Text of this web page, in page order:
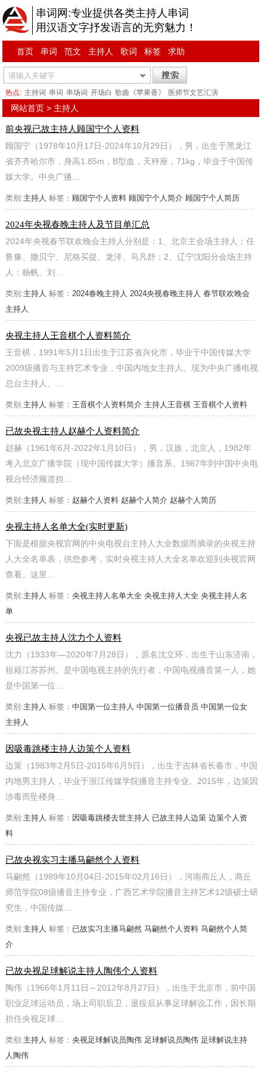
串词网:专业提供各类主持人串词
用汉语文字抒发语言的无穷魅力！
首页 串词 范文 主持人 歌词 标签 求助
热点: 主持词 串词 串场词 开场白 歌曲《苹果香》 医师节文艺汇演
网站首页 > 主持人
前央视已故主持人顾国宁个人资料
顾国宁（1978年10月17日-2024年10月29日），男，出生于黑龙江
省齐齐哈尔市，身高1.85m，B型血，天秤座，71kg，毕业于中国传
媒大学。中央广播…
类别:主持人 标签：顾国宁个人资料 顾国宁个人简介 顾国宁个人简历
2024年央视春晚主持人及节目单汇总
2024年央视春节联欢晚会主持人分别是：1、北京主会场主持人：任
鲁豫、撒贝宁、尼格买提、龙洋、马凡舒；2、辽宁沈阳分会场主持
人：杨帆、刘…
类别:主持人 标签：2024春晚主持人 2024央视春晚主持人 春节联欢晚会
主持人
央视主持人王音棋个人资料简介
王音棋，1991年5月1日出生于江苏省兴化市，毕业于中国传媒大学
2009级播音与主持艺术专业，中国内地女主持人。现为中央广播电视
总台主持人、…
类别:主持人 标签： 王音棋个人资料简介 主持人王音棋 王音棋个人资料
已故央视主持人赵赫个人资料简介
赵赫（1961年6月-2022年1月10日），男，汉族，北京人，1982年
考入北京广播学院（现中国传媒大学）播音系。1987年到中国中央电
视台经济频道担…
类别:主持人 标签： 赵赫个人资料 赵赫个人简介 赵赫个人简历
央视主持人名单大全(实时更新)
下面是根据央视官网的中央电视台主持人大全数据而摘录的央视主持
人大全名单表，供您参考，实时央视主持人大全名单欢迎到央视官网
查看。这里…
类别:主持人 标签：央视主持人名单大全 央视主持人大全 央视主持人名
单
央视已故主持人沈力个人资料
沈力（1933年—2020年7月28日），原名沈立环，出生于山东济南，
祖籍江苏苏州。是中国电视主持的先行者，中国电视播音第一人，她
是中国第一位…
类别:主持人 标签：中国第一位主持人 中国第一位播音员 中国第一位女
主持人
因吸毒跳楼主持人边策个人资料
边策（1983年2月5日-2015年6月9日），出生于吉林省长春市，中国
内地男主持人，毕业于浙江传媒学院播音主持专业。2015年，边策因
涉毒而坠楼身…
类别:主持人 标签： 因吸毒跳楼去世主持人 已故主持人边策 边策个人资
料
已故央视实习主播马翩然个人资料
马翩然（1989年10月04日-2015年02月16日），河南商丘人，商丘
师范学院08级播音主持专业，广西艺术学院播音主持艺术12级硕士研
究生，中国传媒…
类别:主持人 标签： 已故实习主播马翩然 马翩然个人资料 马翩然个人简
介
已故央视足球解说主持人陶伟个人资料
陶伟（1966年1月11日～2012年8月27日），出生于北京市，前中国
职业足球运动员，场上司职后卫，退役后从事足球解说工作，因长期
担任央视足球…
类别:主持人 标签：央视足球解说员陶伟 足球解说员陶伟 足球解说主持
人陶伟